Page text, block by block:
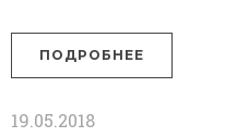
ПОДРОБНЕЕ
19.05.2018